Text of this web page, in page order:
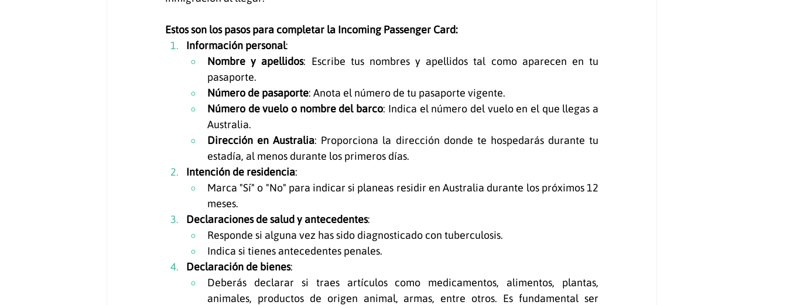
Estos son los pasos para completar la Incoming Passenger Card:
Información personal:
Nombre y apellidos: Escribe tus nombres y apellidos tal como aparecen en tu
pasaporte.
Número de pasaporte: Anota el número de tu pasaporte vigente.
Número de vuelo o nombre del barco: Indica el número del vuelo en el que llegas a
Australia.
Dirección en Australia: Proporciona la dirección donde te hospedarás durante tu
estadía, al menos durante los primeros días.
Intención de residencia:
Marca "Sí" o "No" para indicar si planeas residir en Australia durante los próximos 12
meses.
Declaraciones de salud y antecedentes:
Responde si alguna vez has sido diagnosticado con tuberculosis.
Indica si tienes antecedentes penales.
Declaración de bienes:
Deberás declarar si traes artículos como medicamentos, alimentos, plantas,
animales, productos de origen animal, armas, entre otros. Es fundamental ser